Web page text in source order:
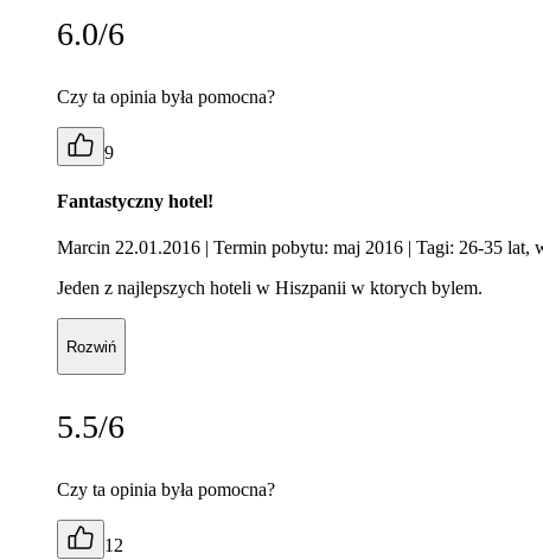
6.0/6
Czy ta opinia była pomocna?
9
Fantastyczny hotel!
Marcin 22.01.2016 | Termin pobytu: maj 2016 | Tagi: 26-35 lat,
Jeden z najlepszych hoteli w Hiszpanii w ktorych bylem.
Rozwiń
5.5/6
Czy ta opinia była pomocna?
12